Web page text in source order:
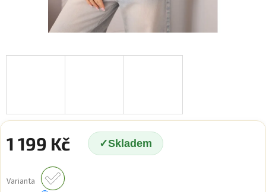
1 199 Kč Skladem
cena:
Varianta